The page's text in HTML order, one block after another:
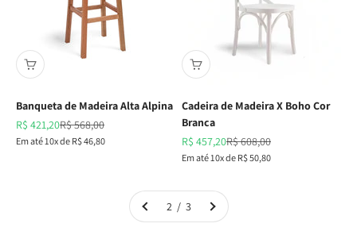
Banqueta de Madeira Alta Alpina
Preço promocional
R$ 421,20Preço normal
R$ 568,00
Em até 10x de R$ 46,80
Cadeira de Madeira X Boho Cor
Branca
Preço promocional
R$ 457,20Preço normal
R$ 608,00
Em até 10x de R$ 50,80
2 / 3